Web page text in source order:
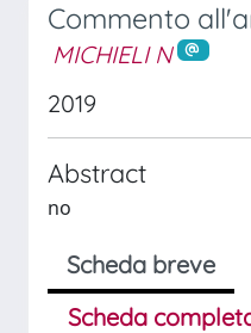
Commento
MICHIELI N
2019
Abstract
no
Scheda breve
Scheda